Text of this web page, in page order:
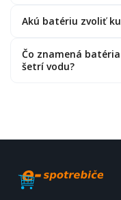
Akú batériu zvoliť
Čo znamená
šetrí vodu?